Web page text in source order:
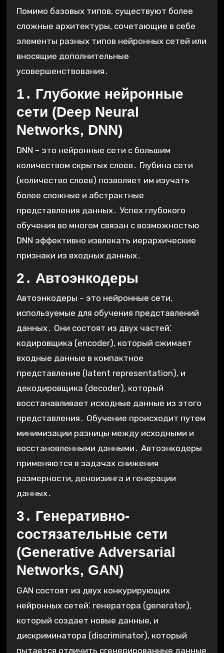
Помимо базовых типов, существуют более
сложные архитектуры, сочетающие в себе
элементы разных типов нейронных сетей или
вносящие дополнительные
усовершенствования․
1․ Глубокие нейронные
сети (Deep Neural
Networks, DNN)
DNN – это нейронные сети с большим
количеством скрытых слоев․ Глубина сети
(количество слоев) позволяет им изучать
более сложные и абстрактные
представления данных․ Успех глубокого
обучения во многом связан с возможностью
DNN эффективно извлекать иерархические
признаки из входных данных․
2․ Автоэнкодеры
Автоэнкодеры – это нейронные сети,
используемые для обучения представлений
данных․ Они состоят из двух частей⁚
кодировщика (encoder), который сжимает
входные данные в компактное
представление (latent representation), и
декодировщика (decoder), который
восстанавливает исходные данные из этого
представления․ Обучение происходит путем
минимизации разницы между исходными и
восстановленными данными․ Автоэнкодеры
применяются в задачах снижения
размерности, деноизинга и генерации
данных․
3․ Генеративно-
состязательные сети
(Generative Adversarial
Networks, GAN)
GAN состоят из двух конкурирующих
нейронных сетей⁚ генератора (generator),
который создает новые данные, и
дискриминатора (discriminator), который
пытается отличить сгенерированные данные